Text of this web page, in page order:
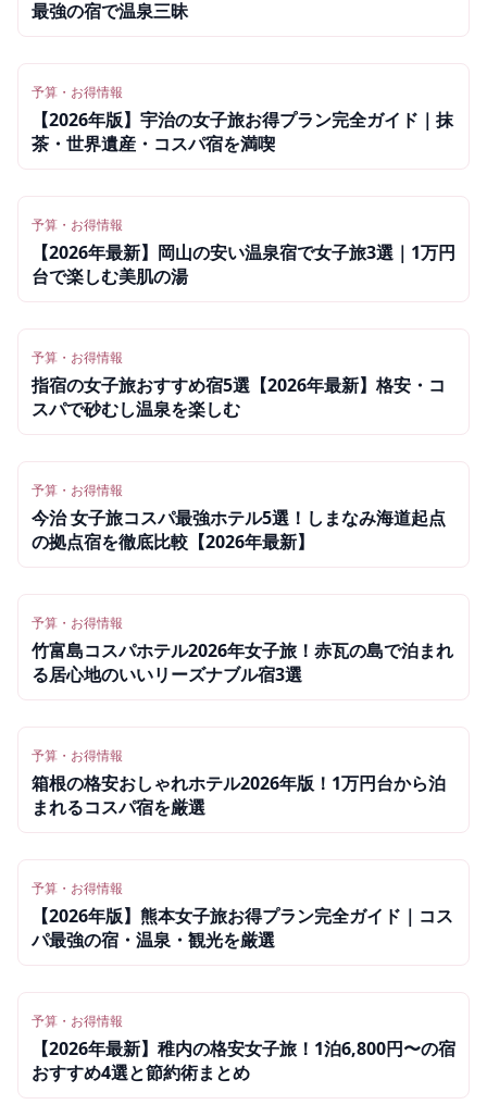
最強の宿で温泉三昧
予算・お得情報
【2026年版】宇治の女子旅お得プラン完全ガイド｜抹
茶・世界遺産・コスパ宿を満喫
予算・お得情報
【2026年最新】岡山の安い温泉宿で女子旅3選｜1万円
台で楽しむ美肌の湯
予算・お得情報
指宿の女子旅おすすめ宿5選【2026年最新】格安・コ
スパで砂むし温泉を楽しむ
予算・お得情報
今治 女子旅コスパ最強ホテル5選！しまなみ海道起点
の拠点宿を徹底比較【2026年最新】
予算・お得情報
竹富島コスパホテル2026年女子旅！赤瓦の島で泊まれ
る居心地のいいリーズナブル宿3選
予算・お得情報
箱根の格安おしゃれホテル2026年版！1万円台から泊
まれるコスパ宿を厳選
予算・お得情報
【2026年版】熊本女子旅お得プラン完全ガイド｜コス
パ最強の宿・温泉・観光を厳選
予算・お得情報
【2026年最新】稚内の格安女子旅！1泊6,800円〜の宿
おすすめ4選と節約術まとめ